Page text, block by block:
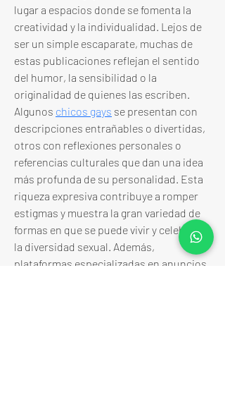
lugar a espacios donde se fomenta la
creatividad y la individualidad. Lejos de
ser un simple escaparate, muchas de
estas publicaciones reflejan el sentido
del humor, la sensibilidad o la
originalidad de quienes las escriben.
Algunos chicos gays se presentan con
descripciones entrañables o divertidas,
otros con reflexiones personales o
referencias culturales que dan una idea
más profunda de su personalidad. Esta
riqueza expresiva contribuye a romper
estigmas y muestra la gran variedad de
formas en que se puede vivir y celebrar
la diversidad sexual. Además,
plataformas especializadas en anuncios